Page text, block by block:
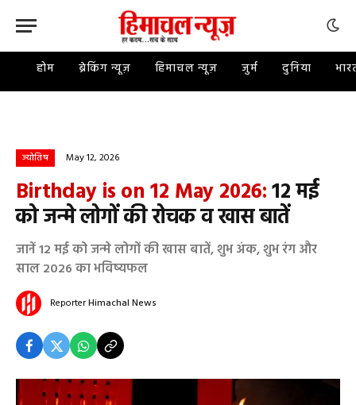
होम ब्रेकिंग न्यूज़ हिमाचल न्यूज़ जुर्म दुनिया
ज्योतिष May 12, 2026
Birthday is on 12 May 2026:12 मई
को जन्मे लोगों की रोचक व खास बातें
जानें 12 मई को जन्मे लोगों की खास बातें, शुभ अंक, शुभ रंग और
साल 2026 का भविष्यफल
ReporterHimachal News